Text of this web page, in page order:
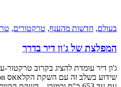
בעולם, חדשות מהענף, טרקטורים,
המפלצת של ג'ון דיר בדרך